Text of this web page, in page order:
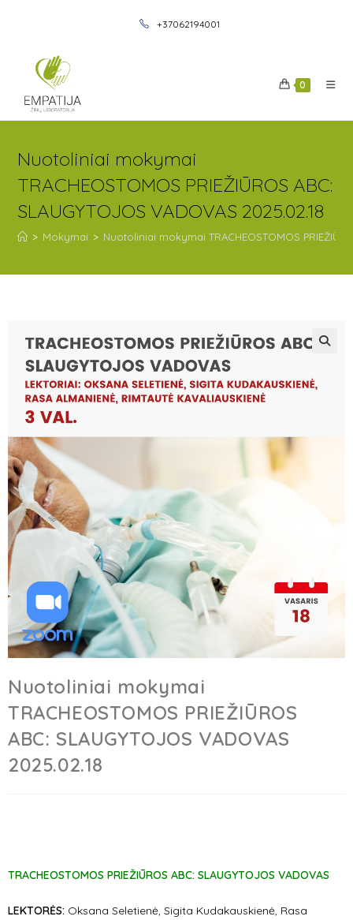
+37062194001
0
Nuotoliniai mokymai
TRACHEOSTOMOS PRIEŽIŪROS ABC:
SLAUGYTOJOS VADOVAS 2025.02.18
> Mokymai > Nuotoliniai mokymai TRACHEOSTOMOS
Nuotoliniai mokymai
TRACHEOSTOMOS PRIEŽIŪROS
ABC: SLAUGYTOJOS VADOVAS
2025.02.18
TRACHEOSTOMOS PRIEŽIŪROS ABC: SLAUGYTOJOS VADOVAS
LEKTORĖS: Oksana Seletienė, Sigita Kudakauskienė, Rasa